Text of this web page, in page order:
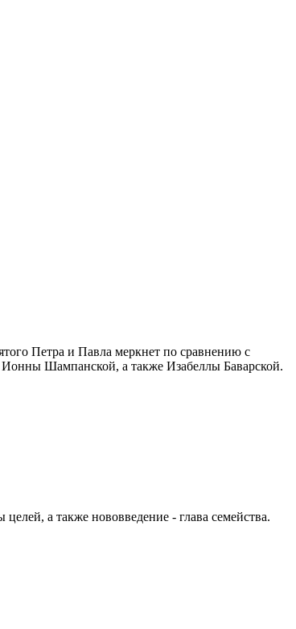
Петра и Павла меркнет по сравнению с
Ионны Шампанской, а также Изабеллы Баварской.
а также нововведение - глава семейства.